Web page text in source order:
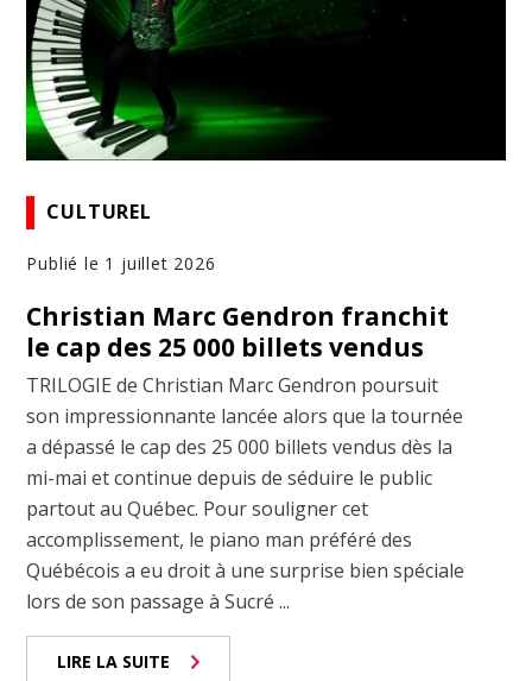
CULTUREL
Publié le 1 juillet 2026
Christian Marc Gendron franchit
le cap des 25 000 billets vendus
TRILOGIE de Christian Marc Gendron poursuit
son impressionnante lancée alors que la tournée
a dépassé le cap des 25 000 billets vendus dès la
mi-mai et continue depuis de séduire le public
partout au Québec. Pour souligner cet
accomplissement, le piano man préféré des
Québécois a eu droit à une surprise bien spéciale
lors de son passage à Sucré ...
LIRE LA SUITE